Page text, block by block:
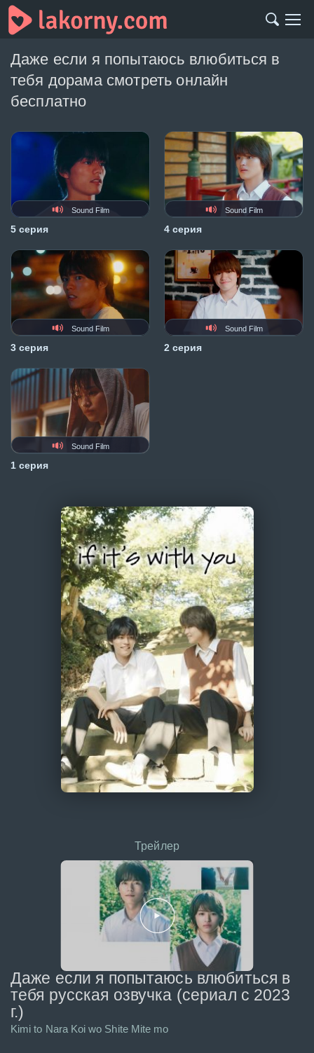
Даже если я попытаюсь влюбиться в
тебя дорама смотреть онлайн
бесплатно
Sound Film
5 серия
Sound Film
4 серия
Sound Film
3 серия
Sound Film
2 серия
Sound Film
1 серия
Даже если я попытаюсь влюбиться в
тебя русская озвучка (сериал с 2023
г.)
Kimi to Nara Koi wo Shite Mite mo
Трейлер